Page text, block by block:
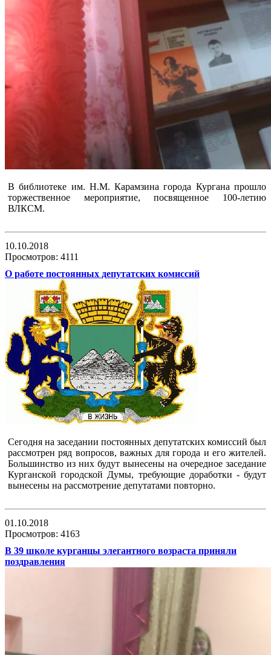
В библиотеке им. Н.М. Карамзина города Кургана прошло
торжественное мероприятие, посвященное 100-летию
ВЛКСМ.
10.10.2018
Просмотров: 4111
О работе постоянных депутатских комиссий
Сегодня на заседании постоянных депутатских комиссий был
рассмотрен ряд вопросов, важных для города и его жителей.
Большинство из них будут вынесены на очередное заседание
Курганской городской Думы, требующие доработки - будут
вынесены на рассмотрение депутатами повторно.
01.10.2018
Просмотров: 4163
В 39 школе курганцы элегантного возраста приняли
поздравления